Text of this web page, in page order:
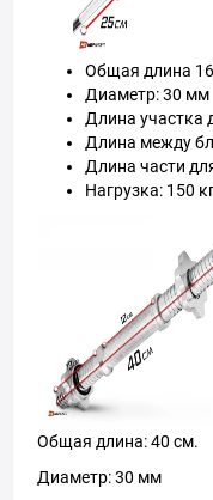
Общая длина
Диаметр: 30 мм
Длина участка
Длина между
Длина части
Нагрузка: 150
Общая длина: 40 см.
Диаметр: 30 мм